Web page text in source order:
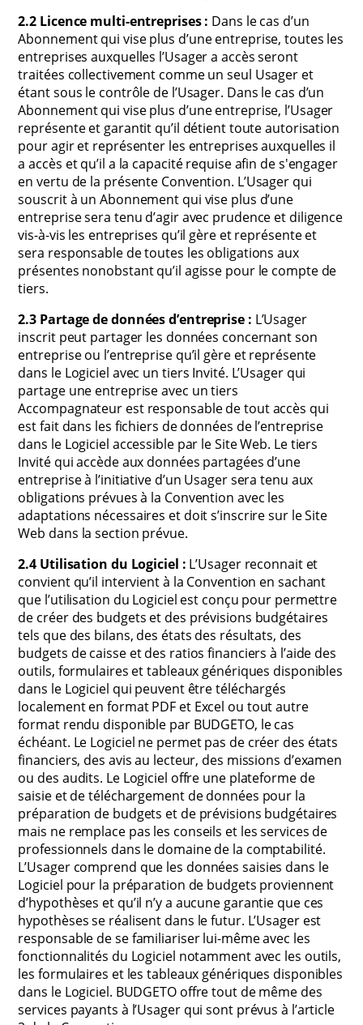
2.2 Licence multi-entreprises : Dans le cas d’un
Abonnement qui vise plus d’une entreprise, toutes les
entreprises auxquelles l’Usager a accès seront
traitées collectivement comme un seul Usager et
étant sous le contrôle de l’Usager. Dans le cas d’un
Abonnement qui vise plus d’une entreprise, l’Usager
représente et garantit qu’il détient toute autorisation
pour agir et représenter les entreprises auxquelles il
a accès et qu’il a la capacité requise afin de s'engager
en vertu de la présente Convention. L’Usager qui
souscrit à un Abonnement qui vise plus d’une
entreprise sera tenu d’agir avec prudence et diligence
vis-à-vis les entreprises qu’il gère et représente et
sera responsable de toutes les obligations aux
présentes nonobstant qu’il agisse pour le compte de
tiers.
2.3 Partage de données d’entreprise : L’Usager
inscrit peut partager les données concernant son
entreprise ou l’entreprise qu’il gère et représente
dans le Logiciel avec un tiers Invité. L’Usager qui
partage une entreprise avec un tiers
Accompagnateur est responsable de tout accès qui
est fait dans les fichiers de données de l’entreprise
dans le Logiciel accessible par le Site Web. Le tiers
Invité qui accède aux données partagées d’une
entreprise à l’initiative d’un Usager sera tenu aux
obligations prévues à la Convention avec les
adaptations nécessaires et doit s’inscrire sur le Site
Web dans la section prévue.
2.4 Utilisation du Logiciel : L’Usager reconnait et
convient qu’il intervient à la Convention en sachant
que l’utilisation du Logiciel est conçu pour permettre
de créer des budgets et des prévisions budgétaires
tels que des bilans, des états des résultats, des
budgets de caisse et des ratios financiers à l’aide des
outils, formulaires et tableaux génériques disponibles
dans le Logiciel qui peuvent être téléchargés
localement en format PDF et Excel ou tout autre
format rendu disponible par BUDGETO, le cas
échéant. Le Logiciel ne permet pas de créer des états
financiers, des avis au lecteur, des missions d’examen
ou des audits. Le Logiciel offre une plateforme de
saisie et de téléchargement de données pour la
préparation de budgets et de prévisions budgétaires
mais ne remplace pas les conseils et les services de
professionnels dans le domaine de la comptabilité.
L’Usager comprend que les données saisies dans le
Logiciel pour la préparation de budgets proviennent
d’hypothèses et qu’il n’y a aucune garantie que ces
hypothèses se réalisent dans le futur. L’Usager est
responsable de se familiariser lui-même avec les
fonctionnalités du Logiciel notamment avec les outils,
les formulaires et les tableaux génériques disponibles
dans le Logiciel. BUDGETO offre tout de même des
services payants à l’Usager qui sont prévus à l’article